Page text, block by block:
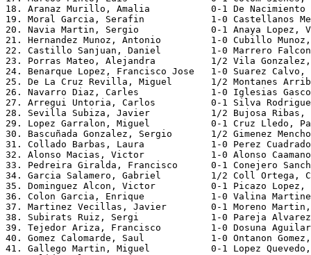
18. Aranaz Murillo, Amalia           0-1 De Nacimiento
19. Moral Garcia, Serafin            1-0 Castellanos
20. Navia Martin, Sergio             0-1 Anaya Lopez,
21. Hernandez Munoz, Antonio         1-0 Cubillo
22. Castillo Sanjuan, Daniel         1-0 Marrero
23. Porras Mateo, Alejandra          1/2 Vila
24. Benarque Lopez, Francisco Jose   1-0 Suarez Calvo,
25. De La Cruz Revilla, Miguel       1/2 Montanes
26. Navarro Diaz, Carles             1-0 Iglesias
27. Arregui Untoria, Carlos          0-1 Silva
28. Sevilla Subiza, Javier           1/2 Bujosa Ribas,
29. Lopez Garralon, Miguel           0-1 Cruz Lledo,
30. Bascuñada Gonzalez, Sergio       1/2 Gimenez
31. Collado Barbas, Laura            1-0 Perez
32. Alonso Macias, Victor            1-0 Alonso
33. Pedreira Giralda, Francisco      0-1 Conejero
34. Garcia Salamero, Gabriel         1/2 Coll Ortega,
35. Dominguez Alcon, Victor          0-1 Picazo Lopez,
36. Colon Garcia, Enrique            1-0 Valina
37. Martinez Vecillas, Javier        0-1 Moreno
38. Subirats Ruiz, Sergi             1-0 Pareja
39. Tejedor Ariza, Francisco         1-0 Dosuna
40. Gomez Calomarde, Saul            1-0 Ontanon
41. Gallego Martin, Miguel           0-1 Lopez Quevedo,